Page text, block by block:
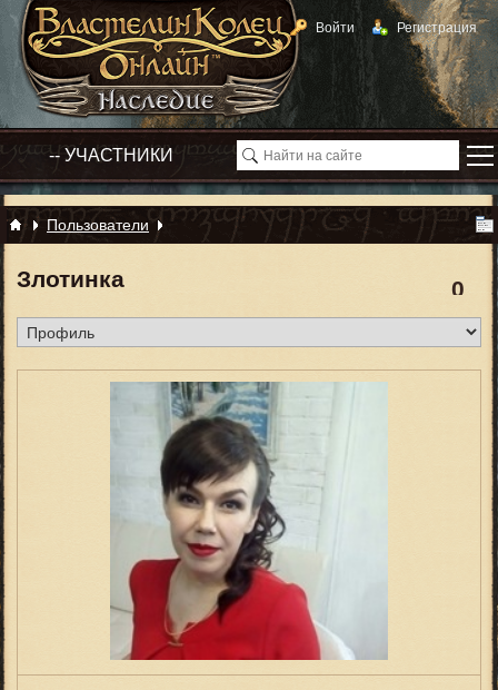
Войти Регистрация
Пользователи
0
Злотинка